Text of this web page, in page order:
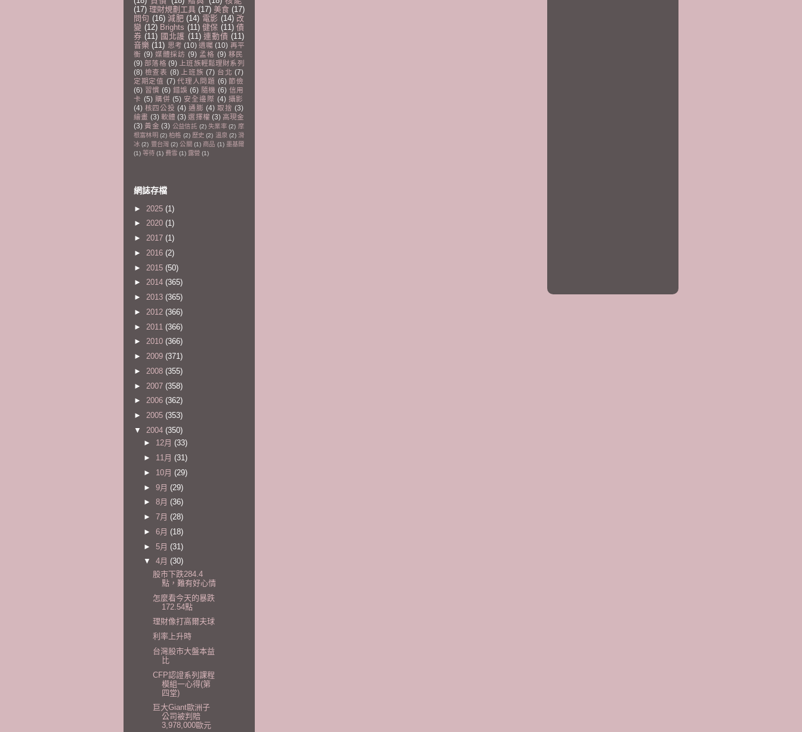
(17) 理財規劃工具 (17) 美食 (17)
問句 (16) 減肥 (14) 電影 (14) 改
變 (12) Brights (11) 健保 (11) 債
券 (11) 國北護 (11) 連動債 (11)
音樂 (11) 思考 (10) 遺囑 (10) 再平
衡 (9) 媒體採訪 (9) 孟格 (9) 移民
(9) 部落格 (9)
上班族輕鬆理財系列
(8) 檢查表 (8) 上班族 (7) 台北 (7)
定期定值 (7) 代理人問題 (6) 節儉
(6) 習慣 (6) 錯誤 (6) 隨機 (6) 信用
卡 (5) 購併 (5) 安全邊際 (4) 攝影
(4) 核四公投 (4) 通膨 (4) 取捨 (3)
繪畫 (3) 軟體 (3) 選擇權 (3) 高現金
(3) 黃金 (3) 公益信託 (2) 失業率 (2) 摩
根富林明 (2) 柏格 (2) 歷史 (2) 溫泉 (2) 滑
冰 (2) 豐台灣 (2) 公關 (1) 商品 (1) 墨基爾
(1) 等待 (1) 費雪 (1) 露營 (1)
網誌存檔
► 2025 (1)
► 2020 (1)
► 2017 (1)
► 2016 (2)
► 2015 (50)
► 2014 (365)
► 2013 (365)
► 2012 (366)
► 2011 (366)
► 2010 (366)
► 2009 (371)
► 2008 (355)
► 2007 (358)
► 2006 (362)
► 2005 (353)
▼ 2004 (350)
► 12月 (33)
► 11月 (31)
► 10月 (29)
► 9月 (29)
► 8月 (36)
► 7月 (28)
► 6月 (18)
► 5月 (31)
▼ 4月 (30)
股市下跌284.4
點，難有好心情
怎麼看今天的暴跌
172.54點
理財像打高爾夫球
利率上升時
台灣股市大盤本益
比
CFP認證系列課程
模組一心得(第
四堂)
巨大Giant歐洲子
公司被判賠
3,978,000歐元